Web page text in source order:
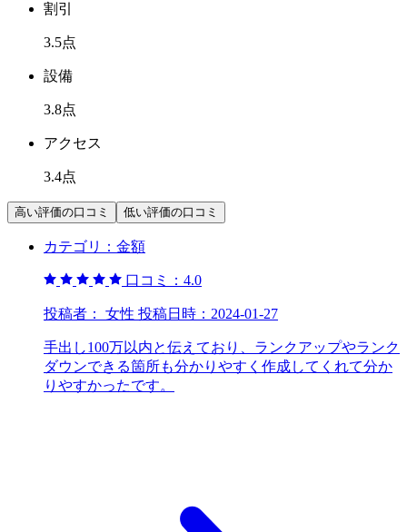
割引
3.5点
設備
3.8点
アクセス
3.4点
高い評価の口コミ 低い評価の口コミ
カテゴリ： 金額
口コミ： 4.0
投稿者： 女性 投稿日時： 2024-01-27
手出し100万以内と伝えており、ランクアップやランク
ダウンできる箇所も分かりやすく作成してくれて分か
りやすかったです。